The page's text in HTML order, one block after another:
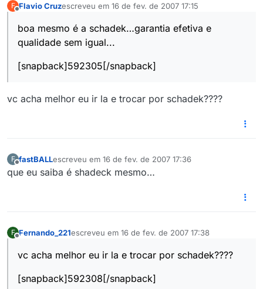
F Flavio Cruzescreveu em 16 de fev. de 2007 17:15
última edição por
boa mesmo é a schadek…garantia efetiva e
qualidade sem igual...
[snapback]592305[/snapback]
vc acha melhor eu ir la e trocar por schadek????
F fastBALLescreveu em 16 de fev. de 2007 17:36
última edição por
que eu saiba é shadeck mesmo…
F Fernando_221escreveu em 16 de fev. de 2007 17:38
última edição por
vc acha melhor eu ir la e trocar por schadek????
[snapback]592308[/snapback]